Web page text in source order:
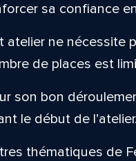
sa confiance
atelier ne nécessite
de places est
son bon
le début de l’atelier.
thématiques de